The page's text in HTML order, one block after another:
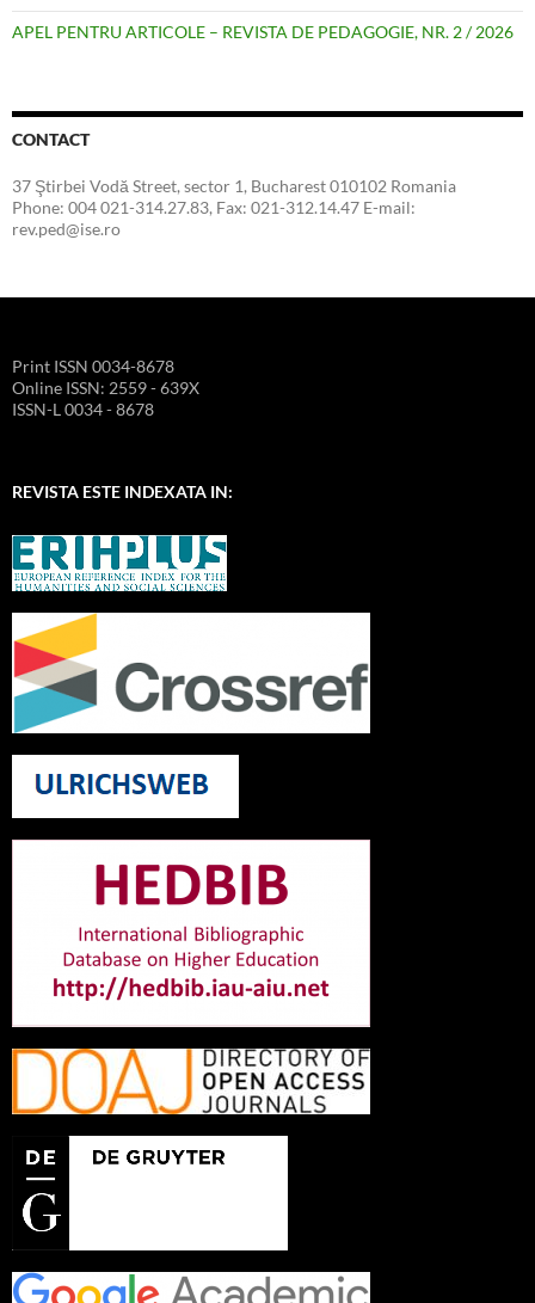
APEL PENTRU ARTICOLE – REVISTA DE PEDAGOGIE, NR. 2 / 2026
CONTACT
37 Ştirbei Vodă Street, sector 1, Bucharest 010102 Romania
Phone: 004 021-314.27.83, Fax: 021-312.14.47 E-mail:
rev.ped@ise.ro
Print ISSN 0034-8678
Online ISSN: 2559 - 639X
ISSN-L 0034 - 8678
REVISTA ESTE INDEXATA IN: